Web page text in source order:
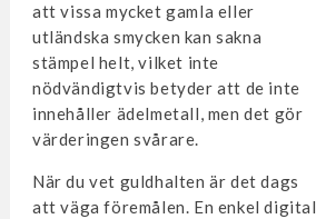
att vissa mycket gamla eller
utländska smycken kan sakna
stämpel helt, vilket inte
nödvändigtvis betyder att de inte
innehåller ädelmetall, men det gör
värderingen svårare.
När du vet guldhalten är det dags
att väga föremålen. En enkel digital